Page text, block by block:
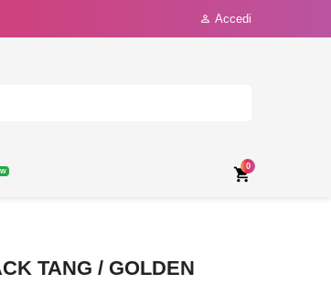
 Accedi

0
TANG / GOLDEN